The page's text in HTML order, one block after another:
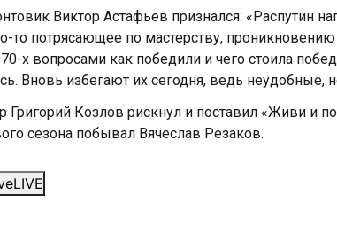
LIVE
Виктор Астафьев признался: «Распутин
то потрясающее по мастерству,
х вопросами как победили и чего стоила
Вновь избегают их сегодня, ведь неудобные,
Григорий Козлов рискнул и поставил «Живи и
сезона побывал Вячеслав Резаков.